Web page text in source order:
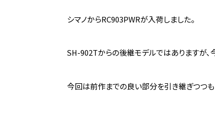
シマノからRC903PWRが入荷しました。
SH-902Tからの後継モデルではありますが、
今回は前作までの良い部分を引き継ぎつつも